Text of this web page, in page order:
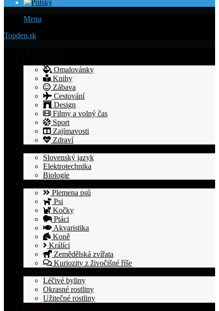
Menu
Topden.sk
Omalovánky
Knihy
Zábava
Cestování
Design
Filmy a volný čas
Sport
Zajímavosti
Zdraví
Slovenský jazyk
Elektrotechnika
Biologie
Plemena psů
Psi
Kočky
Ptáci
Akvaristika
Koně
Králíci
Zemědělská zvířata
Kuriozity z živočišné říše
Léčivé byliny
Okrasné rostliny
Užitečné rostliny